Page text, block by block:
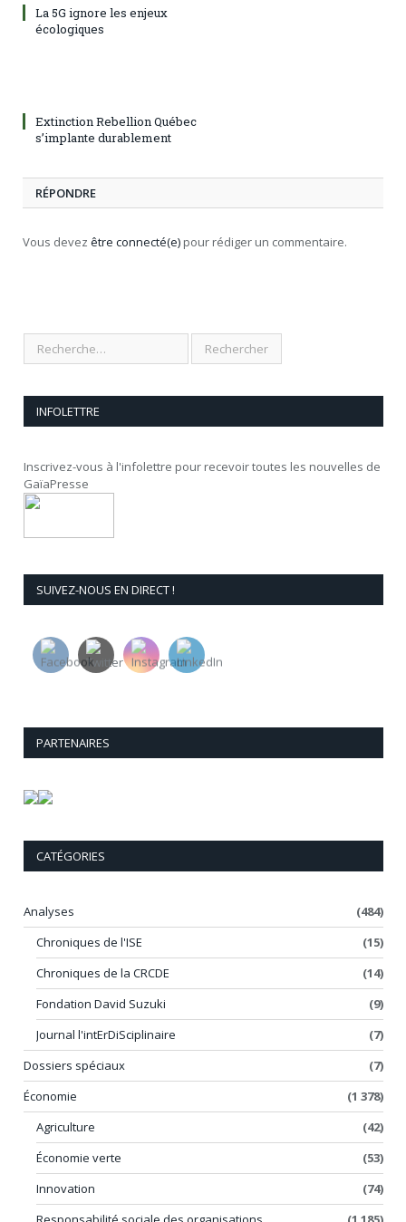
La 5G ignore les enjeux
écologiques
Extinction Rebellion Québec
s’implante durablement
RÉPONDRE
Vous devez être connecté(e) pour rédiger un commentaire.
INFOLETTRE
Inscrivez-vous à l'infolettre pour recevoir toutes les nouvelles de
GaïaPresse
SUIVEZ-NOUS EN DIRECT !
PARTENAIRES
CATÉGORIES
Analyses
(484)
Chroniques de l'ISE
(15)
Chroniques de la CRCDE
(14)
Fondation David Suzuki
(9)
Journal l'intErDiSciplinaire
(7)
Dossiers spéciaux
(7)
Économie
(1 378)
Agriculture
(42)
Économie verte
(53)
Innovation
(74)